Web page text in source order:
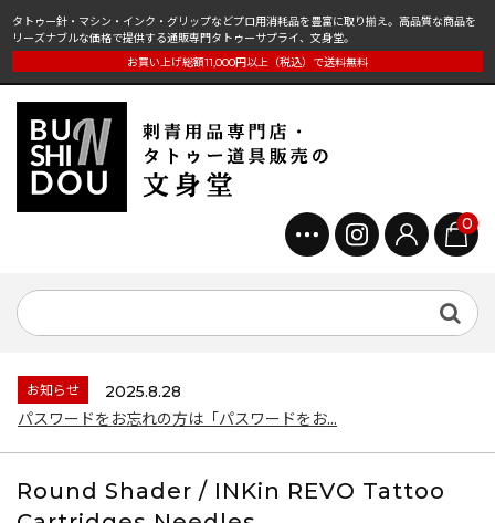
タトゥー針・マシン・インク・グリップなどプロ用消耗品を豊富に取り揃え。高品質な商品を
リーズナブルな価格で提供する通販専門タトゥーサプライ、文身堂。
お買い上げ総額11,000円以上（税込）で送料無料
0
お知らせ
2025.8.28
パスワードをお忘れの方は「パスワードをお...
Round Shader / INKin REVO Tattoo